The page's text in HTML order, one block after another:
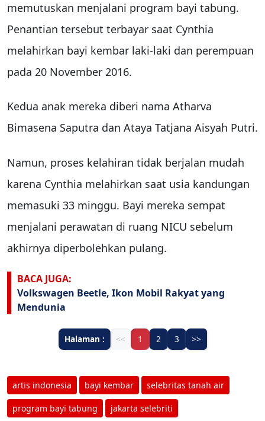
memutuskan menjalani program bayi tabung.
Penantian tersebut terbayar saat Cynthia
melahirkan bayi kembar laki-laki dan perempuan
pada 20 November 2016.
Kedua anak mereka diberi nama Atharva
Bimasena Saputra dan Ataya Tatjana Aisyah Putri.
Namun, proses kelahiran tidak berjalan mudah
karena Cynthia melahirkan saat usia kandungan
memasuki 33 minggu. Bayi mereka sempat
menjalani perawatan di ruang NICU sebelum
akhirnya diperbolehkan pulang.
BACA JUGA:
Volkswagen Beetle, Ikon Mobil Rakyat yang
Mendunia
Halaman : << 1 2 3 >>
artis indonesia bayi kembar selebritas tanah air
program bayi tabung jakarta selebriti